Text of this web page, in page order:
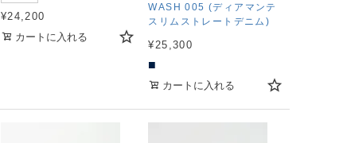
¥24,200
カートに入れる
WASH 005 (ディアマンテ
スリムストレートデニム)
¥ 25,300
■
カートに入れる